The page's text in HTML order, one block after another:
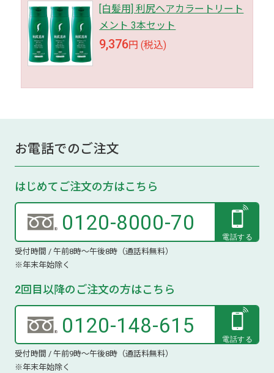
[白髪用] 利尻ヘアカラートリート
メント 3本セット
9,376円 (税込)
お電話でのご注文
はじめてご注文の方はこちら
0120-8000-70
受付時間 / 午前8時～午後8時（通話料無料）
※年末年始除く
2回目以降のご注文の方はこちら
0120-148-615
受付時間 / 午前9時～午後8時（通話料無料）
※年末年始除く